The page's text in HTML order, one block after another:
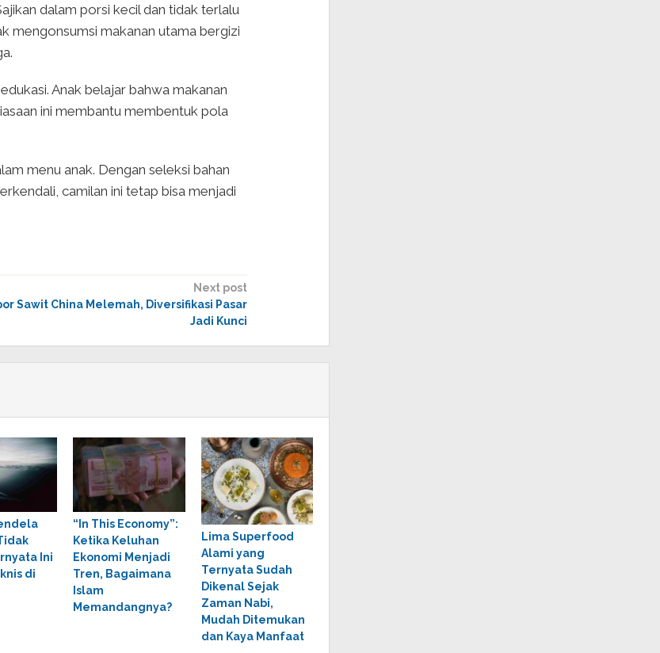
dalam porsi kecil dan tidak terlalu
mengonsumsi makanan utama bergizi
Anak belajar bahwa makanan
ini membantu membentuk pola
menu anak. Dengan seleksi bahan
camilan ini tetap bisa menjadi
Next post
Sawit China Melemah, Diversifikasi Pasar
Jadi Kunci
Ini
di
“In This Economy”:
Ketika Keluhan
Ekonomi Menjadi
Tren, Bagaimana
Islam
Memandangnya?
Lima Superfood
Alami yang
Ternyata Sudah
Dikenal Sejak
Zaman Nabi,
Mudah Ditemukan
dan Kaya Manfaat